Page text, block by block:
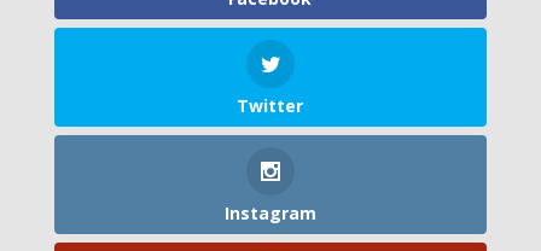
Twitter
Instagram